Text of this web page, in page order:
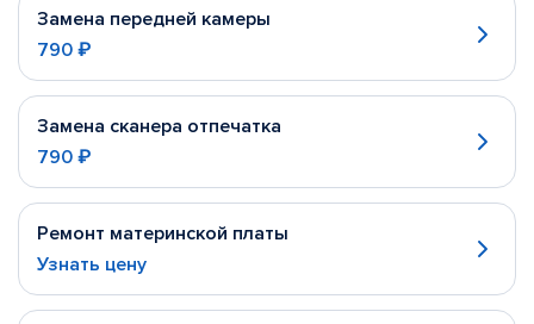
Замена передней камеры
790 ₽
Замена сканера отпечатка
790 ₽
Ремонт материнской платы
Узнать цену